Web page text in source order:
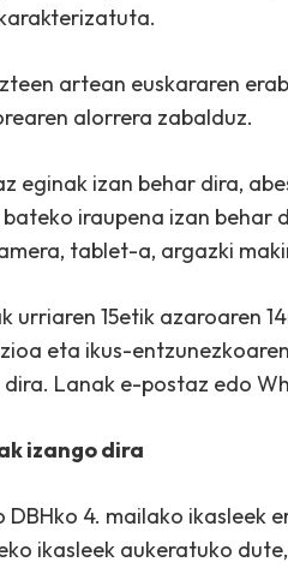
artean euskararen
alorrera zabalduz.
eginak izan behar dira,
iraupena izan
tablet-a, argazki
urriaren 15etik azaroaren
eta ikus-
Lanak e-postaz edo
izango dira
4. mailako ikasleek
ikasleek aukeratuko